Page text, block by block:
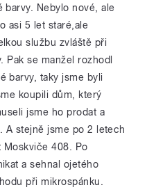
barvy. Nebylo nové, ale
asi 5 let staré,ale
službu zvláště při
Pak se manžel rozhodl
barvy, taky jsme byli
koupili dům, který
jsme ho prodat a
A stejně jsme po 2 letech
408. Po
a sehnal ojetého
při mikrospánku.